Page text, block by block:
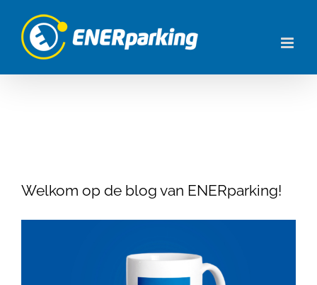
content
Welkom op de blog van ENERparking!